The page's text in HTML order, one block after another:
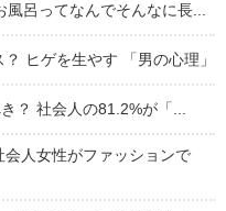
風呂ってなんでそんなに長...
ヒゲを生やす 「男の心理」
？ 社会人の81.2%が「...
人女性がファッションで